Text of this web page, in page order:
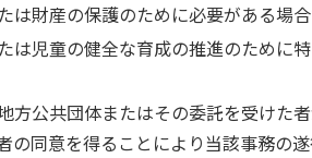
は財産の保護のために必要がある場
は児童の健全な育成の推進のために
方公共団体またはその委託を受けた
の同意を得ることにより当該事務の